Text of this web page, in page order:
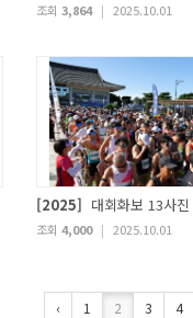
조회 3,864 | 2025.10.01
[2025] 대회화보 13사진
조회 4,000 | 2025.10.01
‹ 1 2 3 4